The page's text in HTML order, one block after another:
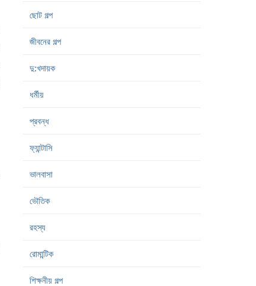
ছোট গল্প
জীবনের গল্প
দু:খদায়ক
ধর্মীয়
প্রবন্ধ
ফ্যান্টাসি
ভালবাসা
ভৌতিক
রহস্য
রোমান্টিক
শিক্ষনীয় গল্প